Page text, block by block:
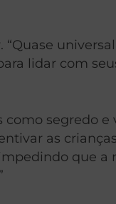
“Quase
lidar com
segredo e
as
que a